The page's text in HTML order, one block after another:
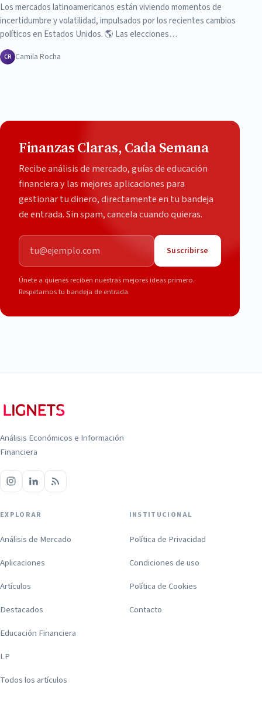
Los mercados latinoamericanos están viviendo momentos de
incertidumbre y volatilidad, impulsados por los recientes cambios
políticos en Estados Unidos. 🌎 Las elecciones…
CR Camila Rocha
Finanzas Claras, Cada Semana
Recibe análisis de mercado, guías de educación
financiera y las mejores aplicaciones para
gestionar tu dinero, directamente en tu bandeja
de entrada. Sin spam, cancela cuando quieras.
Correo electrónico
Suscribirse
Únete a quienes reciben nuestras mejores ideas primero.
Respetamos tu bandeja de entrada.
Análisis Económicos e Información
Financiera
EXPLORAR
Análisis de Mercado
Aplicaciones
Artículos
Destacados
Educación Financiera
LP
Todos los artículos
INSTITUCIONAL
Política de Privacidad
Condiciones de uso
Política de Cookies
Contacto